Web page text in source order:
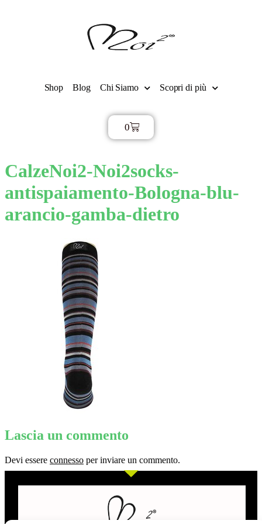
Shop Blog Chi Siamo Scopri di più
0
CalzeNoi2-Noi2socks-
antispaiamento-Bologna-blu-
arancio-gamba-dietro
Lascia un commento
Devi essere connesso per inviare un commento.